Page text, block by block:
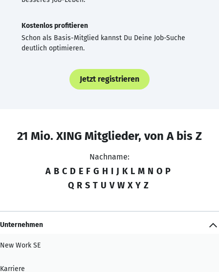
Kostenlos profitieren
Schon als Basis-Mitglied kannst Du Deine Job-Suche
deutlich optimieren.
Jetzt registrieren
21 Mio. XING Mitglieder, von A bis Z
Nachname:
A B C D E F G H I J K L M N O P
Q R S T U V W X Y Z
Unternehmen
New Work SE
Karriere